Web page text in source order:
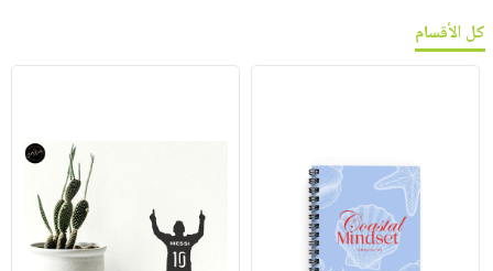
كل الأقسام